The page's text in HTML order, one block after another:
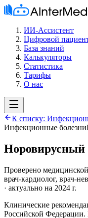
ИИ-Ассистент
Цифровой
База знаний
Калькуляторы
Статистика
Тарифы
О нас
К списку:
Инфекционные болезни
Норовирусный
Проверено
врач-кардиолог, врач-
· актуально на 2024 г.
Клинические
Российской